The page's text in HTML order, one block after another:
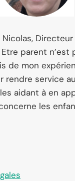
parent n’est
de mon
rendre service
aidant à en
les